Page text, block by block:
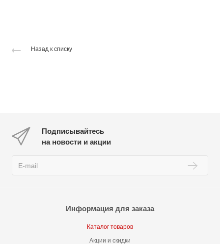
Назад к списку
Подписывайтесь
на новости и акции
Информация для заказа
Каталог товаров
Акции и скидки